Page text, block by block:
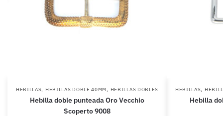
HEBILLAS, HEBILLAS DOBLE 40MM, HEBILLAS DOBLES
Hebilla doble punteada Oro Vecchio
Scoperto 9008
HEBILLAS,
Hebilla